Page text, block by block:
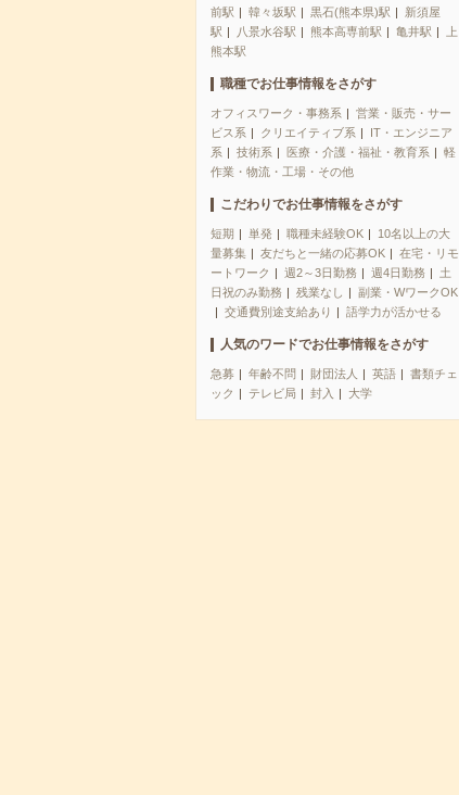
前駅
韓々坂駅 黒石(熊本県)駅
新須屋
駅
八景水谷駅 熊本高専前駅 亀井駅
上
熊本駅
職種でお仕事情報をさがす
オフィスワーク・事務系
営業・販売・サー
ビス系
クリエイティブ系
IT・エンジニア
系
技術系 医療・介護・福祉・教育系
軽
作業・物流・工場・その他
こだわりでお仕事情報をさがす
短期 単発 職種未経験OK
10名以上の大
量募集
友だちと一緒の応募OK
在宅・リモ
ートワーク
週2～3日勤務 週4日勤務
土
日祝のみ勤務
残業なし
副業・WワークOK
交通費別途支給あり
語学力が活かせる
人気のワードでお仕事情報をさがす
急募 年齢不問 財団法人 英語
書類チェ
ック
テレビ局 封入 大学